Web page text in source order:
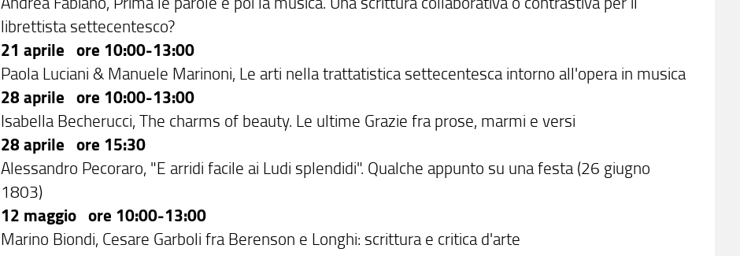
librettista settecentesco?
21 aprile ore 10:00-13:00
Paola Luciani & Manuele Marinoni, Le arti nella trattatistica settecentesca intorno all'opera in musica
28 aprile ore 10:00-13:00
Isabella Becherucci, The charms of beauty. Le ultime Grazie fra prose, marmi e versi
28 aprile ore 15:30
Alessandro Pecoraro, "E arridi facile ai Ludi splendidi". Qualche appunto su una festa (26 giugno
1803)
12 maggio ore 10:00-13:00
Marino Biondi, Cesare Garboli fra Berenson e Longhi: scrittura e critica d'arte